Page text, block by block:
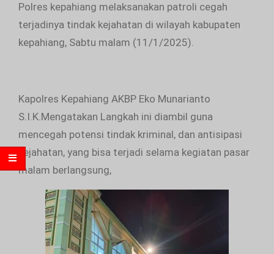
Polres kepahiang melaksanakan patroli cegah
terjadinya tindak kejahatan di wilayah kabupaten
kepahiang, Sabtu malam (11/1/2025).
Kapolres Kepahiang AKBP Eko Munarianto
S.I.K.Mengatakan Langkah ini diambil guna
mencegah potensi tindak kriminal, dan antisipasi
kejahatan, yang bisa terjadi selama kegiatan pasar
malam berlangsung,